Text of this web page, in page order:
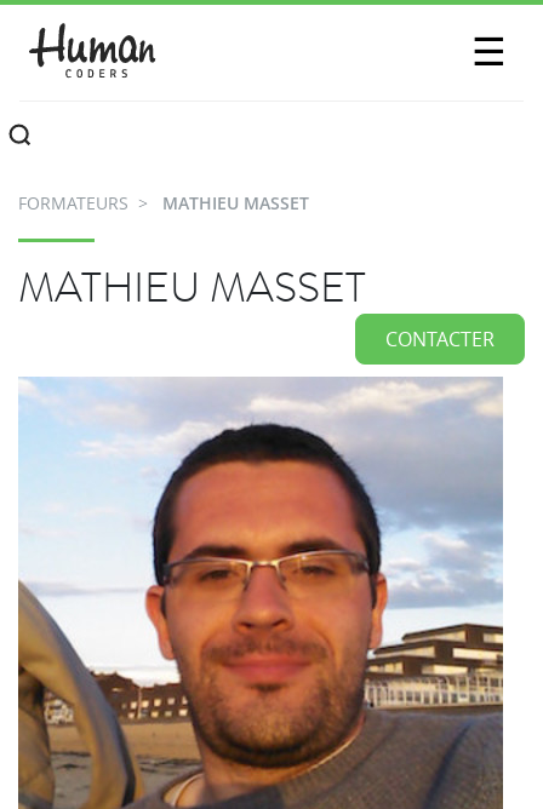
☰
CONTACTEZ-NOUS
FORMATEURS MATHIEU MASSET
MATHIEU MASSET
CONTACTER